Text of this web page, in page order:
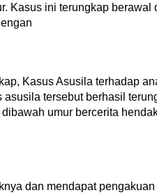
Kasus ini terungkap
Kasus Asusila terhadap
tersebut berhasil
umur bercerita
dan mendapat